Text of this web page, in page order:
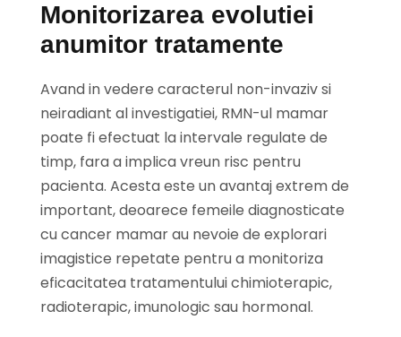
Monitorizarea evolutiei
anumitor tratamente
Avand in vedere caracterul non-invaziv si
neiradiant al investigatiei, RMN-ul mamar
poate fi efectuat la intervale regulate de
timp, fara a implica vreun risc pentru
pacienta. Acesta este un avantaj extrem de
important, deoarece femeile diagnosticate
cu cancer mamar au nevoie de explorari
imagistice repetate pentru a monitoriza
eficacitatea tratamentului chimioterapic,
radioterapic, imunologic sau hormonal.